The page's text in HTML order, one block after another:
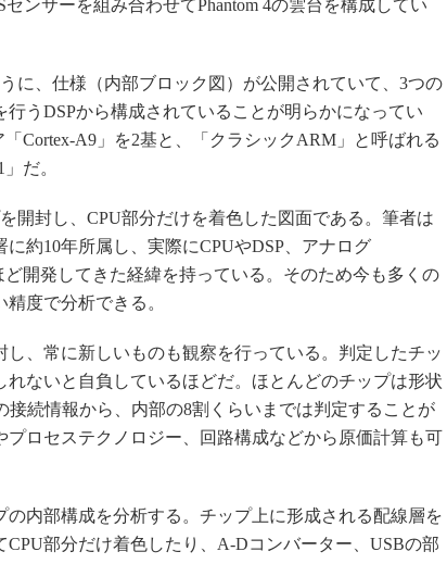
ンサーを組み合わせてPhantom 4の雲台を構成してい
に、仕様（内部ブロック図）が公開されていて、3つの
うDSPから構成されていることが明らかになってい
Cortex-A9」を2基と、「クラシックARM」と呼ばれる
だ。
開封し、CPU部分だけを着色した図面である。筆者は
約10年所属し、実際にCPUやDSP、アナログ
ど開発してきた経緯を持っている。そのため今も多くの
度で分析できる。
、常に新しいものも観察を行っている。判定したチッ
ないと自負しているほどだ。ほとんどのチップは形状
接続情報から、内部の8割くらいまでは判定することが
プロセステクノロジー、回路構成などから原価計算も可
内部構成を分析する。チップ上に形成される配線層を
CPU部分だけ着色したり、A-Dコンバーター、USBの部